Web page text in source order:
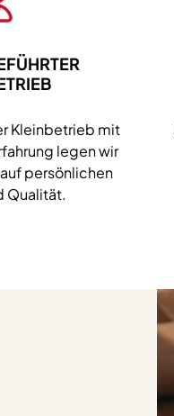
Kleinbetrieb mit
legen wir
persönlichen
Qualität.